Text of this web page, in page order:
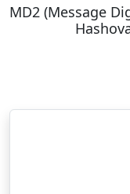
MD2 (Message